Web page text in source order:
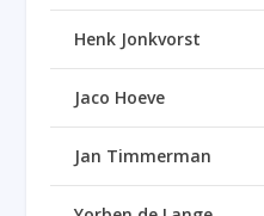
Henk Jonkvorst
Jaco Hoeve
Jan Timmerman